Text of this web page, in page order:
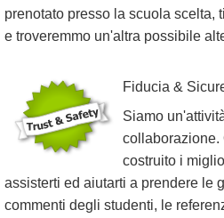
prenotato presso la scuola scelta,
e troveremmo un'altra possibile
Fiducia &
Siamo
collaborazione.
costruito i
assisterti ed aiutarti a prendere le
commenti degli studenti, le